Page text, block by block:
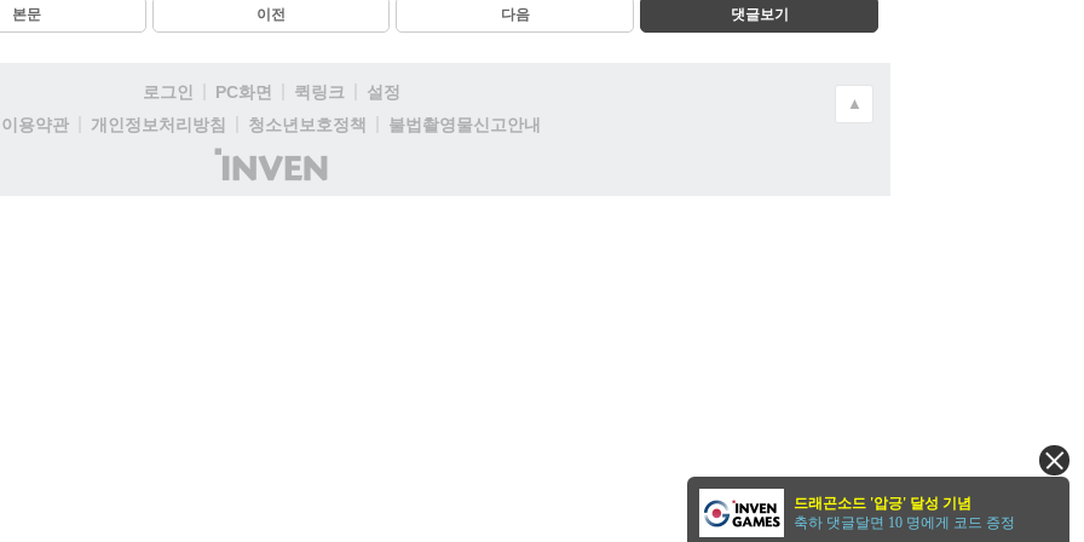
본문 이전 다음 댓글보기
로그인 PC화면 퀵링크
설정
이용약관
개인정보처리방침 청소년보호정책
불법촬영물신고안내
(주)
인
▲
드래곤소드 '압긍' 달성 기념
축하 댓글달면 10 명에게 코드 증정